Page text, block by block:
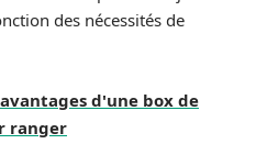
des nécessités de
d'une box de
ranger